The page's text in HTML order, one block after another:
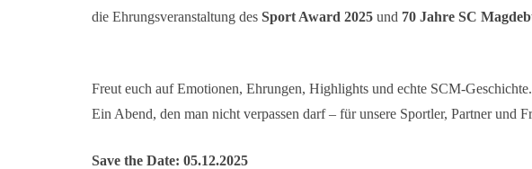
die Ehrungsveranstaltung des Sport Award 2025 und 70 Jahre SC
Freut euch auf Emotionen, Ehrungen, Highlights und echte SCM-Geschichte.
Ein Abend, den man nicht verpassen darf – für unsere Sportler, Partner und
Save the Date: 05.12.2025